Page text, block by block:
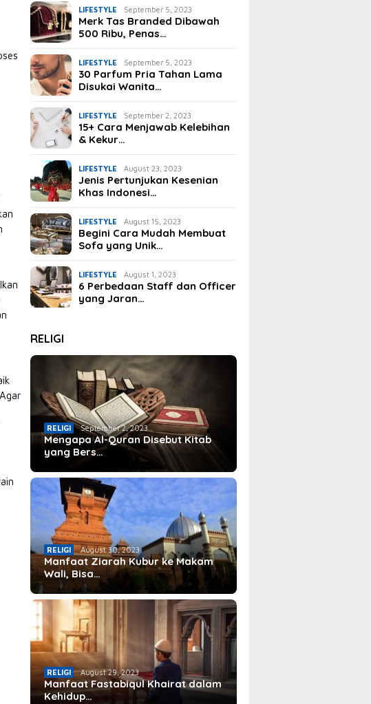
LIFESTYLE September 5, 2023
Merk Tas Branded Dibawah
500 Ribu, Penas…
LIFESTYLE September 5, 2023
30 Parfum Pria Tahan Lama
Disukai Wanita…
LIFESTYLE September 2, 2023
15+ Cara Menjawab Kelebihan
& Kekur…
LIFESTYLE August 23, 2023
Jenis Pertunjukan Kesenian
Khas Indonesi…
LIFESTYLE August 15, 2023
Begini Cara Mudah Membuat
Sofa yang Unik…
LIFESTYLE August 1, 2023
6 Perbedaan Staff dan Officer
yang Jaran…
RELIGI
RELIGI September 2, 2023
Mengapa Al-Quran Disebut Kitab
yang Bers…
RELIGI August 30, 2023
Manfaat Ziarah Kubur ke Makam
Wali, Bisa…
RELIGI August 29, 2023
Manfaat Fastabiqul Khairat dalam
Kehidup…